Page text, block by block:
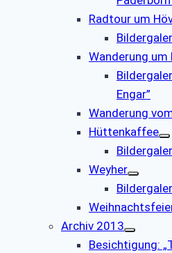
Radtour um
Wanderung um
Engar”
Wanderung
Hüttenkaffee
Weyher
Archiv 2013
Besichtigung: